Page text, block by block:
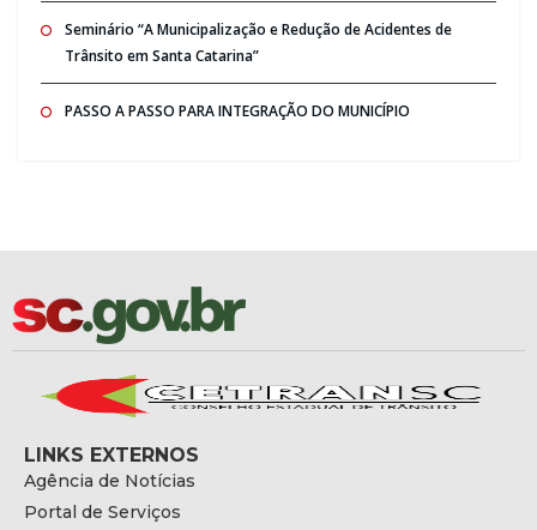
Seminário “A Municipalização e Redução de Acidentes de
Trânsito em Santa Catarina”
PASSO A PASSO PARA INTEGRAÇÃO DO MUNICÍPIO
LINKS EXTERNOS
Agência de Notícias
Portal de Serviços